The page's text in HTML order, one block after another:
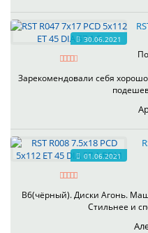
30.06.2021
Зарекомендовали себя
01.06.2021
B6(чёрный). Диски Агонь.
Стильнее и